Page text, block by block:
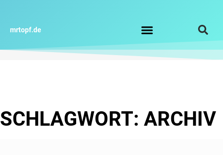
springen
mrtopf.de
SCHLAGWORT: ARCHIV